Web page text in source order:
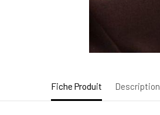
Fiche Produit Description